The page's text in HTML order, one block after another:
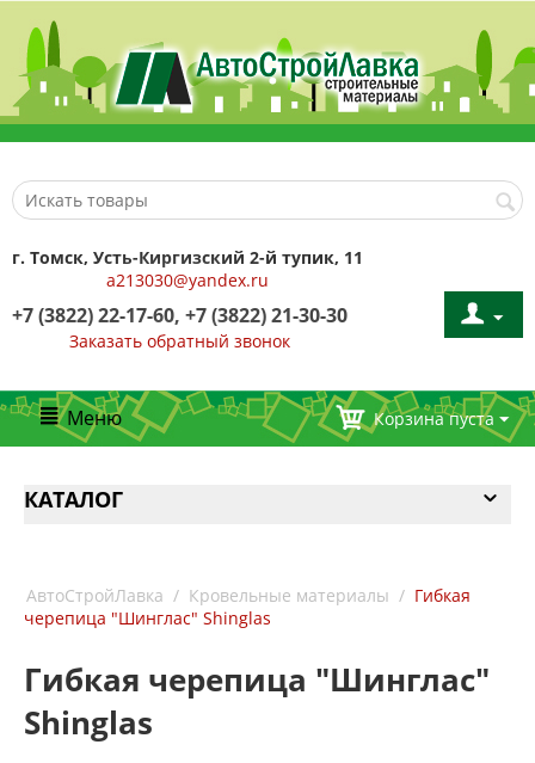
г. Томск, Усть-Киргизский 2-й тупик, 11
a213030@yandex.ru
+7 (3822) 22-17-60, +7 (3822) 21-30-30
Заказать обратный звонок
Меню Корзина пуста
КАТАЛОГ
АвтоСтройЛавка / Кровельные материалы / Гибкая
черепица "Шинглас" Shinglas
Гибкая черепица "Шинглас"
Shinglas